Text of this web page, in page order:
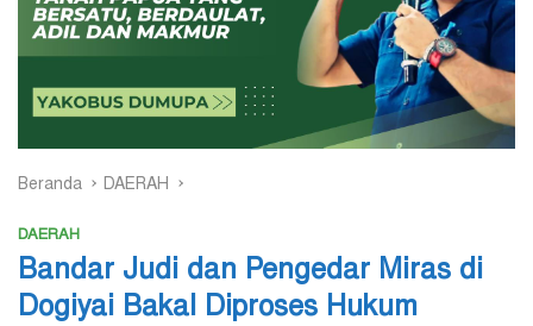
Beranda DAERAH
DAERAH
Bandar Judi dan Pengedar Miras di
Dogiyai Bakal Diproses Hukum